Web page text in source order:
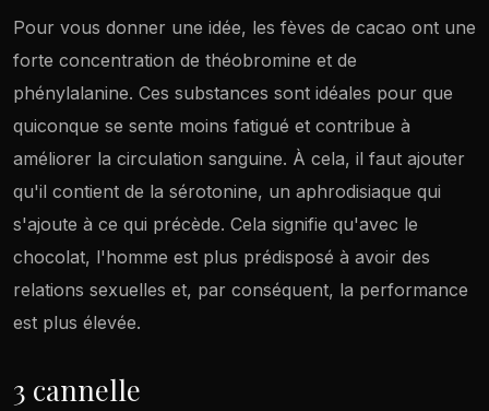
Pour vous donner une idée, les fèves de cacao ont une
forte concentration de théobromine et de
phénylalanine. Ces substances sont idéales pour que
quiconque se sente moins fatigué et contribue à
améliorer la circulation sanguine. À cela, il faut ajouter
qu'il contient de la sérotonine, un aphrodisiaque qui
s'ajoute à ce qui précède. Cela signifie qu'avec le
chocolat, l'homme est plus prédisposé à avoir des
relations sexuelles et, par conséquent, la performance
est plus élevée.
3 cannelle